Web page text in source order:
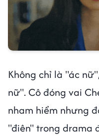
Không chỉ là "ác
nữ". Cô đóng vai
nham hiểm nhưng
"điên" trong drama